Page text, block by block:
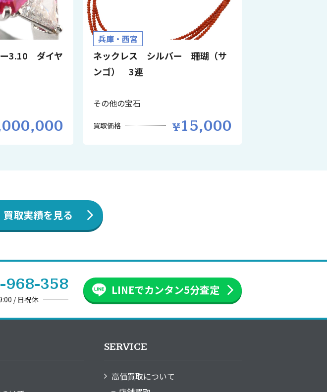
3.10 ダイヤ
兵庫・西宮
ネックレス シルバー 珊瑚（サ
ンゴ） 3連
その他の宝石
買取価格 15,000
取実績を見る
968-358
/ 日祝休
LINEでカンタン5分査定
SERVICE
高価買取について